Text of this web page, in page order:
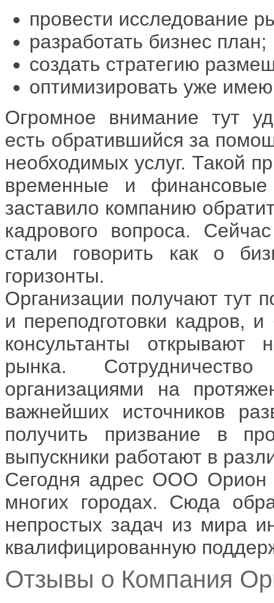
провести исследование
разработать бизнес план;
создать стратегию
оптимизировать уже
Огромное внимание тут
есть обратившийся за
необходимых услуг. Такой
временные и
заставило компанию
кадрового вопроса.
стали говорить как о
горизонты.
Организации получают тут
и переподготовки кадров,
консультанты открывают
рынка.
организациями на
важнейших источников
получить призвание в
выпускники работают в
Сегодня адрес ООО Орион
многих городах. Сюда
непростых задач из мира
квалифицированную
Отзывы о Компания